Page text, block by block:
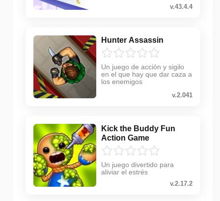
v.43.4.4
Hunter Assassin
Un juego de acción y sigilo
en el que hay que dar caza a
los enemigos
v.2.041
Kick the Buddy Fun
Action Game
Un juego divertido para
aliviar el estrés
v.2.17.2